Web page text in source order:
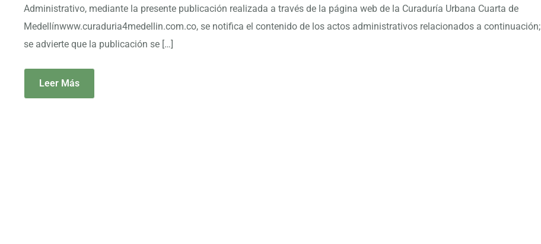
Administrativo, mediante la presente publicación realizada a través de la página web de la Curaduría Urbana Cuarta de
Medellínwww.curaduria4medellin.com.co, se notifica el contenido de los actos administrativos relacionados a continuación;
se advierte que la publicación se […]
Leer Más